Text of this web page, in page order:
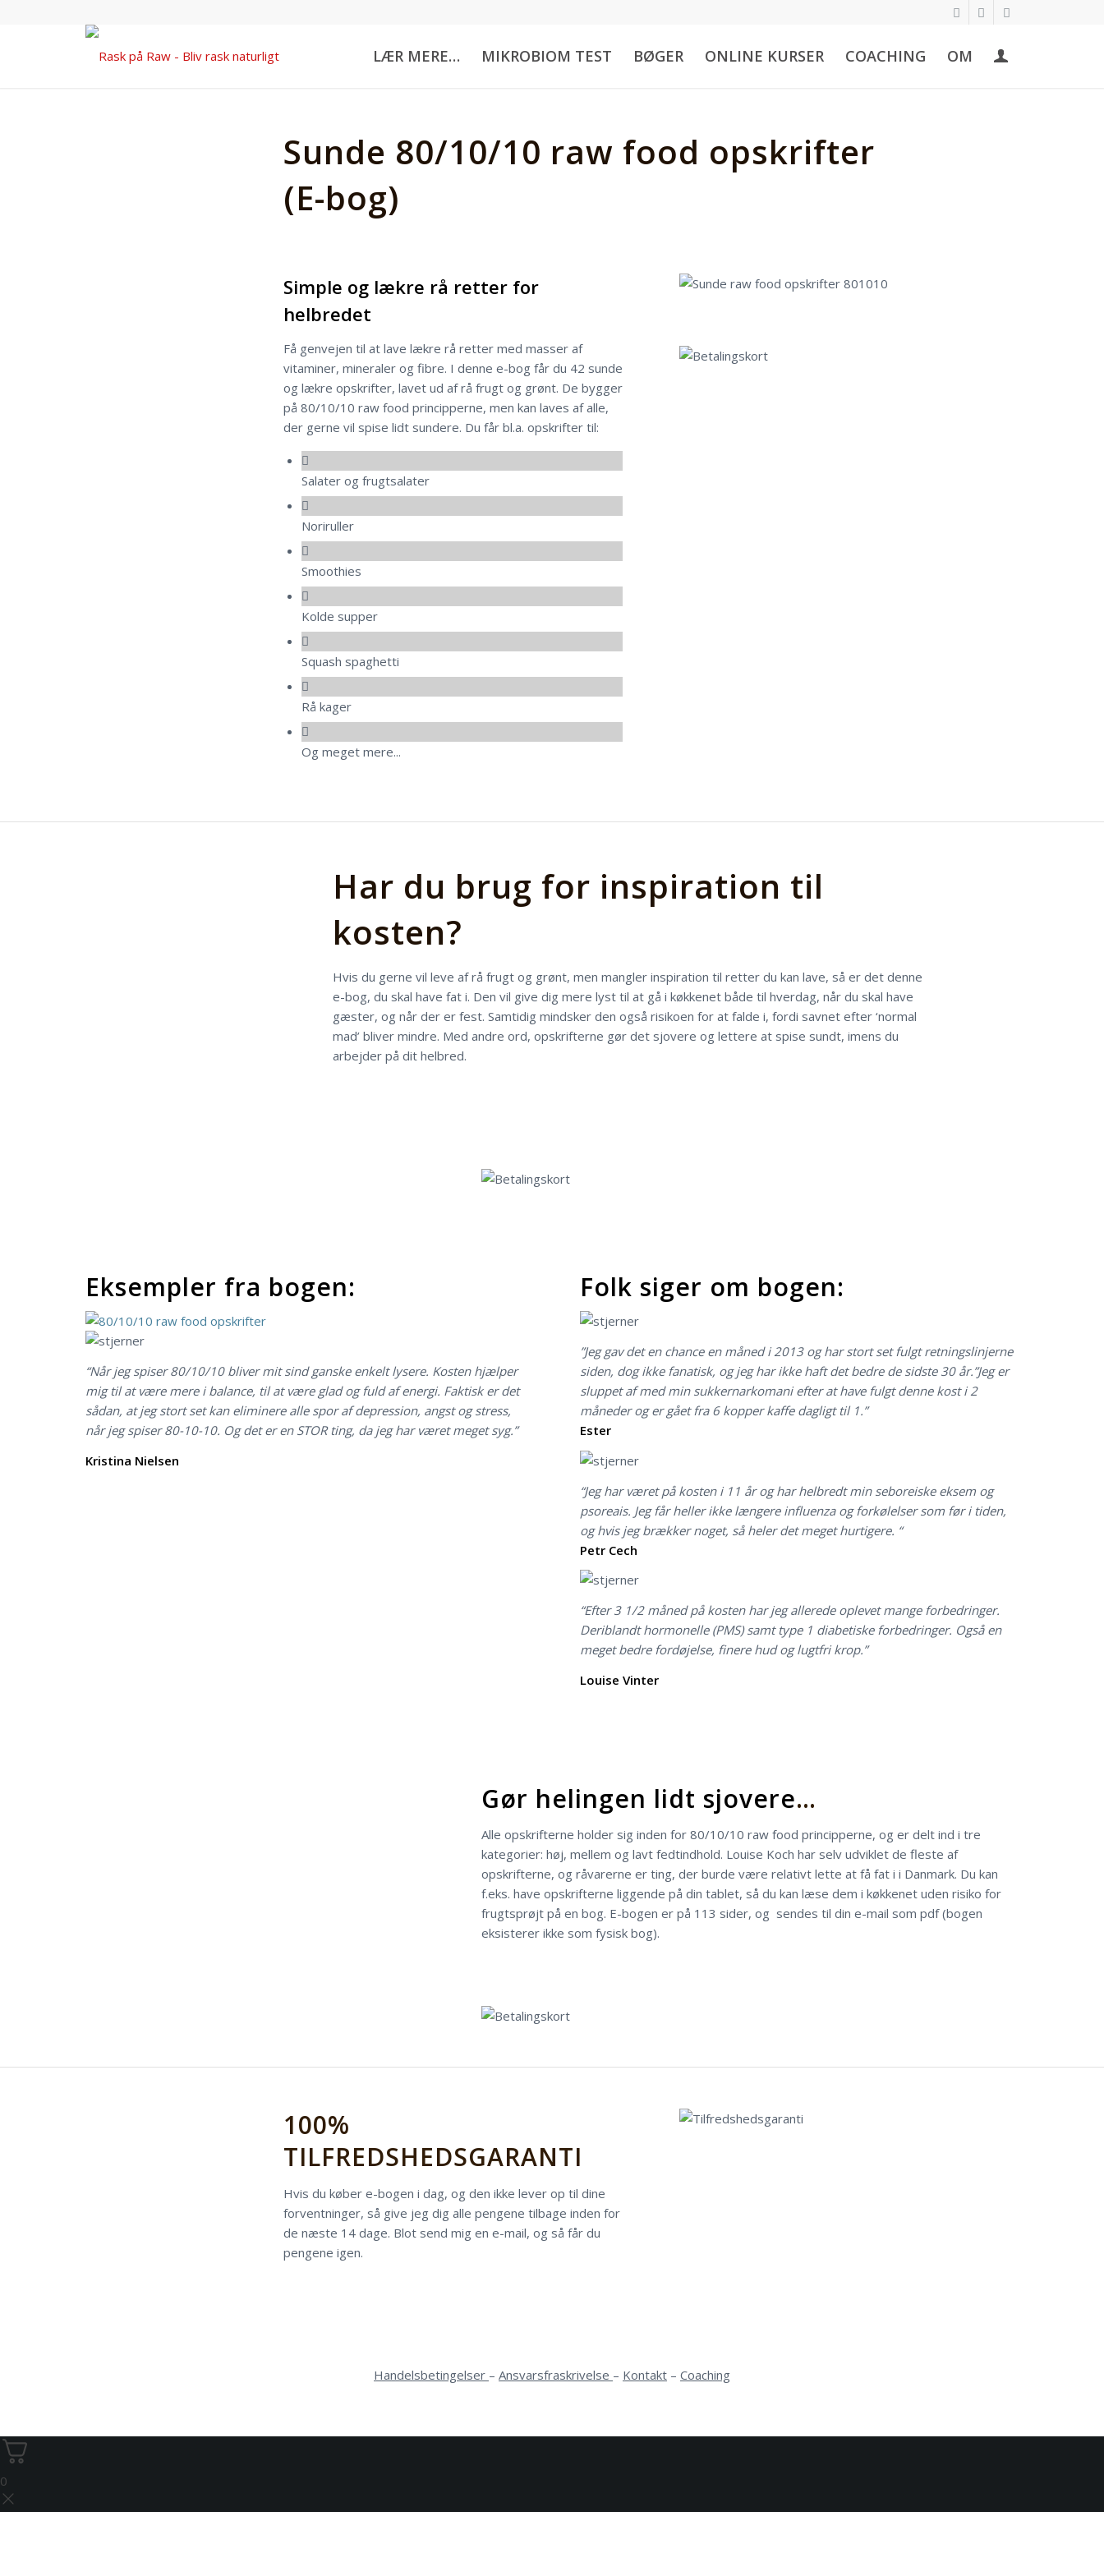
LÆR MERE… MIKROBIOM TEST BØGER ONLINE KURSER COACHING OM
Sunde 80/10/10 raw food opskrifter
(E-bog)
Simple og lækre rå retter for
helbredet
Få genvejen til at lave lækre rå retter med masser af
vitaminer, mineraler og fibre. I denne e-bog får du 42 sunde
og lækre opskrifter, lavet ud af rå frugt og grønt. De bygger
på 80/10/10 raw food principperne, men kan laves af alle,
der gerne vil spise lidt sundere. Du får bl.a. opskrifter til:
Salater og frugtsalater
Noriruller
Smoothies
Kolde supper
Squash spaghetti
Rå kager
Og meget mere...
Har du brug for inspiration til
kosten?
Hvis du gerne vil leve af rå frugt og grønt, men mangler inspiration til retter du kan lave, så er det denne
e-bog, du skal have fat i. Den vil give dig mere lyst til at gå i køkkenet både til hverdag, når du skal have
gæster, og når der er fest. Samtidig mindsker den også risikoen for at falde i, fordi savnet efter ‘normal
mad’ bliver mindre. Med andre ord, opskrifterne gør det sjovere og lettere at spise sundt, imens du
arbejder på dit helbred.
Eksempler fra bogen:
“Når jeg spiser 80/10/10 bliver mit sind ganske enkelt lysere. Kosten hjælper
mig til at være mere i balance, til at være glad og fuld af energi. Faktisk er det
sådan, at jeg stort set kan eliminere alle spor af depression, angst og stress,
når jeg spiser 80-10-10. Og det er en STOR ting, da jeg har været meget syg.”
Kristina Nielsen
Folk siger om bogen:
”Jeg gav det en chance en måned i 2013 og har stort set fulgt retningslinjerne
siden, dog ikke fanatisk, og jeg har ikke haft det bedre de sidste 30 år.”Jeg er
sluppet af med min sukkernarkomani efter at have fulgt denne kost i 2
måneder og er gået fra 6 kopper kaffe dagligt til 1.”
Ester
“Jeg har været på kosten i 11 år og har helbredt min seboreiske eksem og
psoreais. Jeg får heller ikke længere influenza og forkølelser som før i tiden,
og hvis jeg brækker noget, så heler det meget hurtigere. “
Petr Cech
“Efter 3 1/2 måned på kosten har jeg allerede oplevet mange forbedringer.
Deriblandt hormonelle (PMS) samt type 1 diabetiske forbedringer. Også en
meget bedre fordøjelse, finere hud og lugtfri krop.”
Louise Vinter
Gør helingen lidt sjovere…
Alle opskrifterne holder sig inden for 80/10/10 raw food principperne, og er delt ind i tre
kategorier: høj, mellem og lavt fedtindhold. Louise Koch har selv udviklet de fleste af
opskrifterne, og råvarerne er ting, der burde være relativt lette at få fat i i Danmark. Du kan
f.eks. have opskrifterne liggende på din tablet, så du kan læse dem i køkkenet uden risiko for
frugtsprøjt på en bog. E-bogen er på 113 sider, og sendes til din e-mail som pdf (bogen
eksisterer ikke som fysisk bog).
100%
TILFREDSHEDSGARANTI
Hvis du køber e-bogen i dag, og den ikke lever op til dine
forventninger, så give jeg dig alle pengene tilbage inden for
de næste 14 dage. Blot send mig en e-mail, og så får du
pengene igen.
Handelsbetingelser – Ansvarsfraskrivelse – Kontakt – Coaching
0